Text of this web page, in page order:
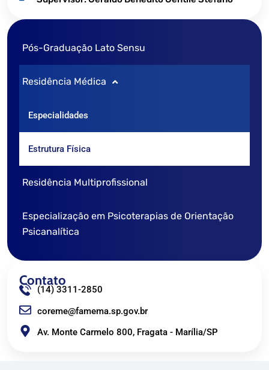
Pós-Graduação Lato Sensu
Residência Médica
Especialidades
Estrutura Física
Residência Multiprofissional
Especialização em Psicoterapias de Orientação
Psicanalítica
Contato
(14) 3311-2850
coreme@famema.sp.gov.br
Av. Monte Carmelo 800, Fragata - Marília/SP